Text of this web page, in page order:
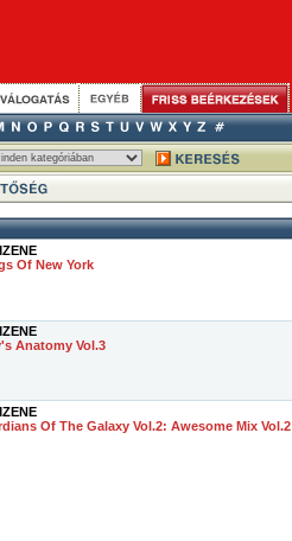
Of New York
Anatomy Vol.3
Of The Galaxy Vol.2: Awesome Mix Vol.2